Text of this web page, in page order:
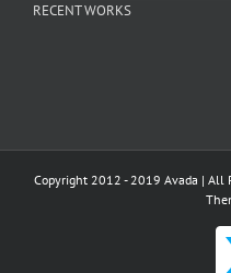
RECENT WORKS
Copyright 2012 - 2019 Avada | All